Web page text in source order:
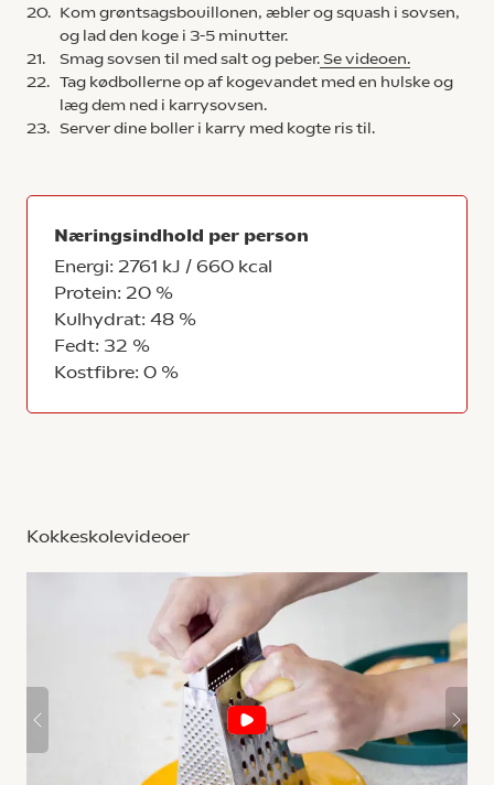
20. Kom grøntsagsbouillonen, æbler og squash i sovsen,
og lad den koge i 3-5 minutter.
21.
Smag sovsen til med salt og peber. Se videoen.
22. Tag kødbollerne op af kogevandet med en hulske og
læg dem ned i karrysovsen.
23.
Server dine boller i karry med kogte ris til.
Næringsindhold per person
Energi: 2761 kJ / 660 kcal
Protein: 20 %
Kulhydrat: 48 %
Fedt: 32 %
Kostfibre: 0 %
Kokkeskolevideoer